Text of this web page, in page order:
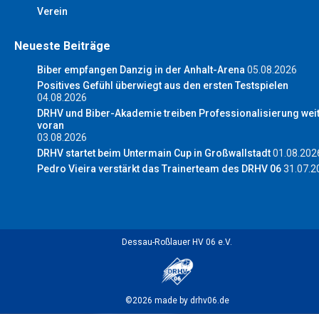
Verein
Neueste Beiträge
Biber empfangen Danzig in der Anhalt-Arena 05.08.2026
Positives Gefühl überwiegt aus den ersten Testspielen
04.08.2026
DRHV und Biber-Akademie treiben Professionalisierung
voran
03.08.2026
DRHV startet beim Untermain Cup in Großwallstadt
Pedro Vieira verstärkt das Trainerteam des DRHV 06
Dessau-Roßlauer HV 06 e.V.
©2026 made by drhv06.de